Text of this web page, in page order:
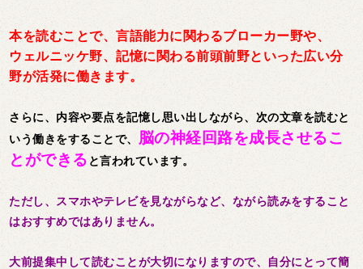
本を読むことで、言語能力に関わるブローカー野や、
ウェルニッケ野、記憶に関わる前頭前野といった広い分
野が活発に働きます。
さらに、内容や要点を記憶し思い出しながら、次の文章を読むと
いう働きをすることで、
脳の神経回路を成長させるこ
とができる と言われています。
ただし、スマホやテレビを見ながらなど、ながら読みをすること
はおすすめではありません。
大前提集中して読むことが大切になりますので、自分にとって簡